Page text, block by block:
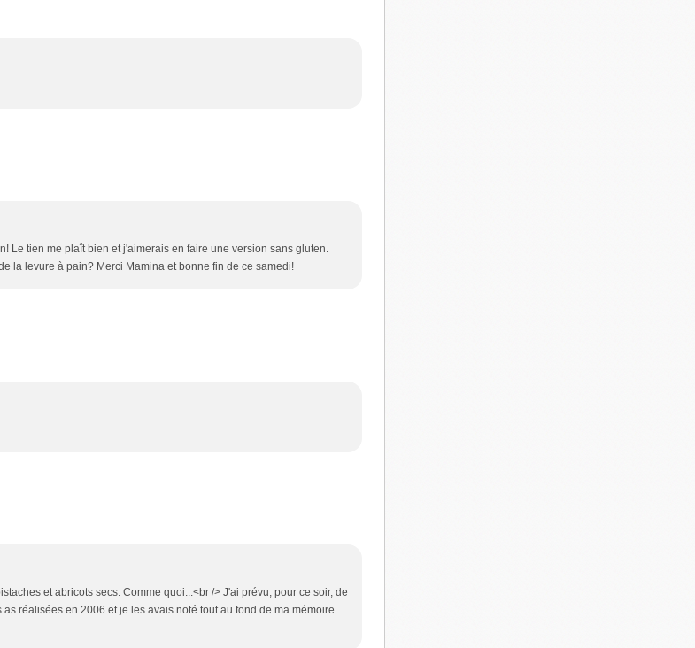
Le tien me plaît bien et j'aimerais en faire une version sans gluten.
la levure à pain? Merci Mamina et bonne fin de ce samedi!
et abricots secs. Comme quoi...<br /> J'ai prévu, pour ce soir, de
réalisées en 2006 et je les avais noté tout au fond de ma mémoire.